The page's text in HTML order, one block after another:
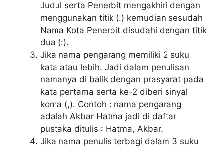
Judul serta Penerbit mengakhiri dengan
menggunakan titik (.) kemudian sesudah
Nama Kota Penerbit disudahi dengan titik
dua (:).
Jika nama pengarang memiliki 2 suku
kata atau lebih. Jadi dalam penulisan
namanya di balik dengan prasyarat pada
kata pertama serta ke-2 diberi sinyal
koma (,). Contoh : nama pengarang
adalah Akbar Hatma jadi di daftar
pustaka ditulis : Hatma, Akbar.
Jika nama penulis terbagi dalam 3 suku